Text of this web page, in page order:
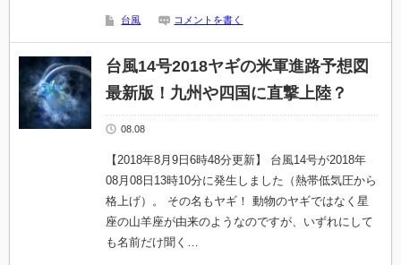
台風 コメントを書く
台風14号2018ヤギの米軍進路予想図
最新版！九州や四国に直撃上陸？
08.08
【2018年8月9日6時48分更新】 台風14号が2018年
08月08日13時10分に発生しました（熱帯低気圧から
格上げ）。 その名もヤギ！ 動物のヤギではなく星
座の山羊座が由来のようなのですが、いずれにして
も名前だけ聞く…